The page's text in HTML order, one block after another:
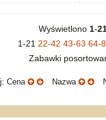
Wyświetlono 1-
1-21 22-42 43-63 64-
Zabawki
Cena Nazwa